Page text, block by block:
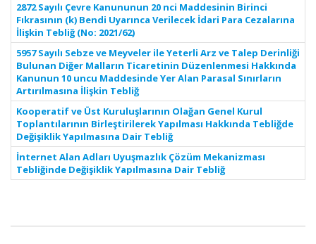
2872 Sayılı Çevre Kanununun 20 nci Maddesinin Birinci
Fıkrasının (k) Bendi Uyarınca Verilecek İdari Para Cezalarına
İlişkin Tebliğ (No: 2021/62)
5957 Sayılı Sebze ve Meyveler ile Yeterli Arz ve Talep Derinliği
Bulunan Diğer Malların Ticaretinin Düzenlenmesi Hakkında
Kanunun 10 uncu Maddesinde Yer Alan Parasal Sınırların
Artırılmasına İlişkin Tebliğ
Kooperatif ve Üst Kuruluşlarının Olağan Genel Kurul
Toplantılarının Birleştirilerek Yapılması Hakkında Tebliğde
Değişiklik Yapılmasına Dair Tebliğ
İnternet Alan Adları Uyuşmazlık Çözüm Mekanizması
Tebliğinde Değişiklik Yapılmasına Dair Tebliğ